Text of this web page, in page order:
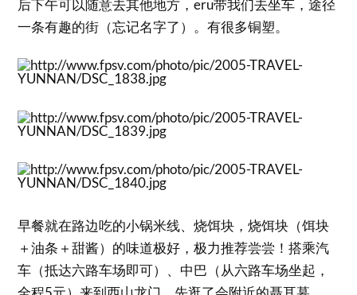
后下午可以随意去其他地方，eru带我们去坐车，途径
一条有趣的街（忘记名字了）。有很多铜塑。
早餐就在路边吃的小锅米线、烧饵块，烧饵块（饵块
＋油条＋甜酱）的味道极好，极力推荐尝尝！搭乘汽
车（抵达六路车场即可）、中巴（从六路车场坐起，